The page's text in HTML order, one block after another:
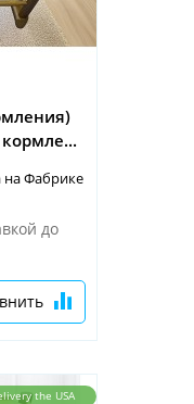
на Фабрике
до
the USA